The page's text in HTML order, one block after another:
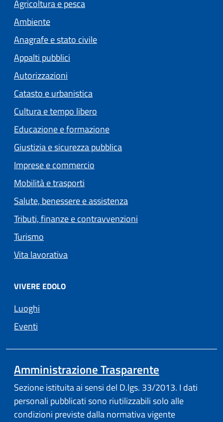
Agricoltura e pesca
Ambiente
Anagrafe e stato civile
Appalti pubblici
Autorizzazioni
Catasto e urbanistica
Cultura e tempo libero
Educazione e formazione
Giustizia e sicurezza pubblica
Imprese e commercio
Mobilità e trasporti
Salute, benessere e assistenza
Tributi, finanze e contravvenzioni
Turismo
Vita lavorativa
VIVERE EDOLO
Luoghi
Eventi
Amministrazione Trasparente
Sezione istituita ai sensi del D.lgs. 33/2013. I dati
personali pubblicati sono riutilizzabili solo alle
condizioni previste dalla normativa vigente